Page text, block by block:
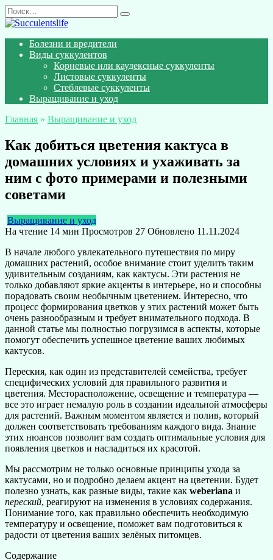
Перейти
к
Search
for:
Болезни и вредители
Виды суккулентов
Корневые или каудексные суккуленты
Листовые суккуленты
Стеблевые суккуленты
Выращивание и уход
Главная » Выращивание и уход
Как добиться цветения кактуса в
домашних условиях и ухаживать за
ним с фото примерами и полезными
советами
Выращивание и уход
На чтение 14 мин Просмотров 27 Обновлено 11.11.2024
В начале любого увлекательного путешествия по миру
домашних растений, особое внимание стоит уделить таким
удивительным созданиям, как кактусы. Эти растения не
только добавляют яркие акценты в интерьере, но и способны
порадовать своим необычным цветением. Интересно, что
процесс формирования цветков у этих растений может быть
очень разнообразным и требует внимательного подхода. В
данной статье мы полностью погрузимся в аспекты, которые
помогут обеспечить успешное цветение ваших любимых
кактусов.
Переския, как один из представителей семейства, требует
специфических условий для правильного развития и
цветения. Месторасположение, освещение и температура —
все это играет немалую роль в создании идеальной атмосферы
для растений. Важным моментом является и полив, который
должен соответствовать требованиям каждого вида. Знание
этих нюансов позволит вам создать оптимальные условия для
появления цветков и насладиться их красотой.
Мы рассмотрим не только основные принципы ухода за
кактусами, но и подробно делаем акцент на цветении. Будет
полезно узнать, как разные виды, такие как weberiana и
переский, реагируют на изменения в условиях содержания.
Понимание того, как правильно обеспечить необходимую
температуру и освещение, поможет вам подготовиться к
радости от цветения ваших зелёных питомцев.
Содержание